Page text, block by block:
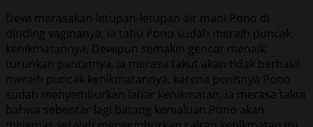
Dewi merasakan letupan-letupan air mani Pono di
dinding vaginanya, ia tahu Pono sudah meraih puncak
kenikmatannya, Dewipun semakin gencar menaik
turunkan pantatnya, ia merasa takut akan tidak berhasil
meraih puncak kenikmatannya, karena penisnya Pono
sudah menyemburkan lahar kenikmatan, ia merasa takut
bahwa sebentar lagi batang kemaluan Pono akan